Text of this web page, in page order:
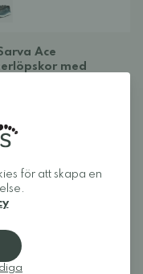
Ace
med
för att skapa en